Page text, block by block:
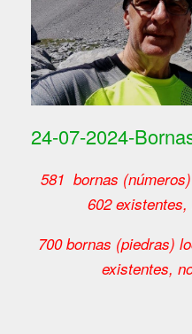
24-07-2024-
581 bornas
602
700 bornas (piedras)
existentes,